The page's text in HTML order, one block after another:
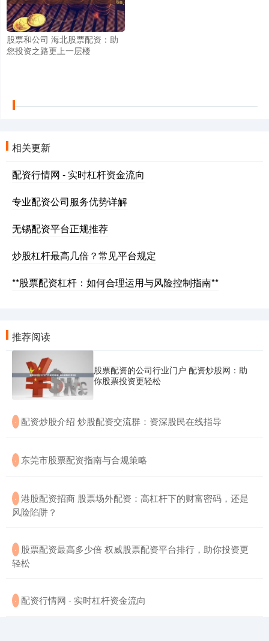
股票和公司 海北股票配资：助
您投资之路更上一层楼
相关更新
配资行情网 - 实时杠杆资金流向
专业配资公司服务优势详解
无锡配资平台正规推荐
炒股杠杆最高几倍？常见平台规定
**股票配资杠杆：如何合理运用与风险控制指南**
推荐阅读
股票配资的公司行业门户 配资炒股网：助
你股票投资更轻松
· ​配资炒股介绍 炒股配资交流群：资深股民在线指导
· ​东莞市股票配资指南与合规策略
· ​港股配资招商 股票场外配资：高杠杆下的财富密码，还是
风险陷阱？
· ​股票配资最高多少倍 权威股票配资平台排行，助你投资更
轻松
· ​配资行情网 - 实时杠杆资金流向